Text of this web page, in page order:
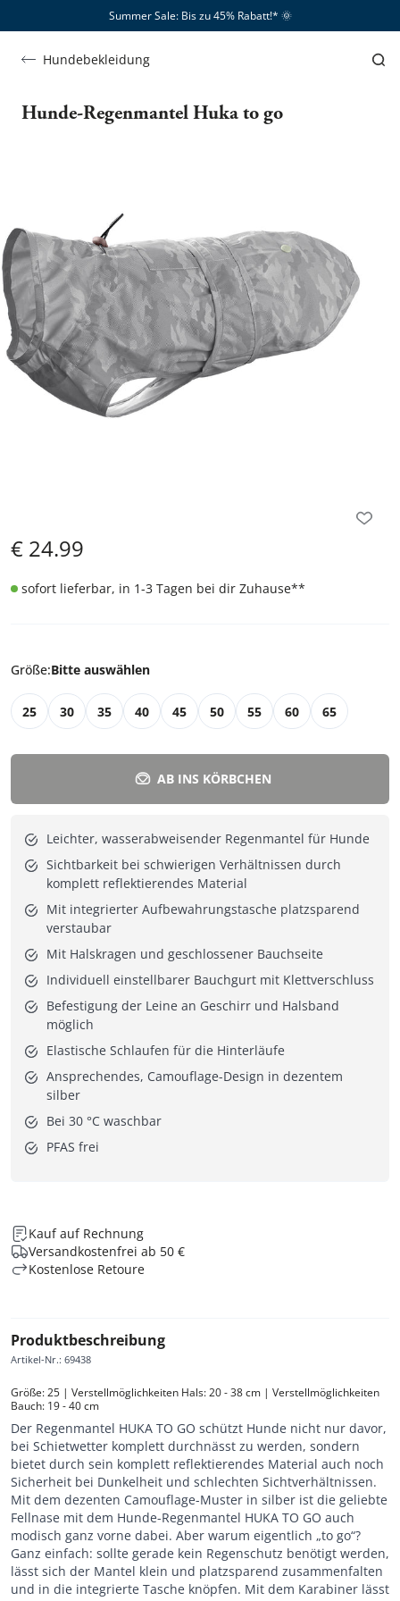
Summer Sale: Bis zu 45% Rabatt!*​ 🌞
Hundebekleidung
Hunde-Regenmantel Huka to go
€ 24.99
sofort lieferbar, in 1-3 Tagen bei dir Zuhause**
Größe:Bitte auswählen
25 30 35 40 45 50 55 60 65
AB INS KÖRBCHEN
Leichter, wasserabweisender Regenmantel für Hunde
Sichtbarkeit bei schwierigen Verhältnissen durch
komplett reflektierendes Material
Mit integrierter Aufbewahrungstasche platzsparend
verstaubar
Mit Halskragen und geschlossener Bauchseite
Individuell einstellbarer Bauchgurt mit Klettverschluss
Befestigung der Leine an Geschirr und Halsband
möglich
Elastische Schlaufen für die Hinterläufe
Ansprechendes, Camouflage-Design in dezentem
silber
Bei 30 °C waschbar
PFAS frei
Kauf auf Rechnung
Versandkostenfrei ab 50 €
Kostenlose Retoure
Produktbeschreibung
Artikel-Nr.: 69438
Größe: 25 | Verstellmöglichkeiten Hals: 20 - 38 cm | Verstellmöglichkeiten
Bauch: 19 - 40 cm
Der Regenmantel HUKA TO GO schützt Hunde nicht nur davor,
bei Schietwetter komplett durchnässt zu werden, sondern
bietet durch sein komplett reflektierendes Material auch noch
Sicherheit bei Dunkelheit und schlechten Sichtverhältnissen.
Mit dem dezenten Camouflage-Muster in silber ist die geliebte
Fellnase mit dem Hunde-Regenmantel HUKA TO GO auch
modisch ganz vorne dabei. Aber warum eigentlich „to go“?
Ganz einfach: sollte gerade kein Regenschutz benötigt werden,
lässt sich der Mantel klein und platzsparend zusammenfalten
und in die integrierte Tasche knöpfen. Mit dem Karabiner lässt